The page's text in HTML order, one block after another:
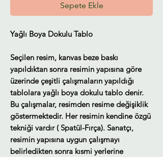
Sepete Ekle
Yağlı Boya Dokulu Tablo
Seçilen resim, kanvas beze baskı
yapıldıktan sonra resimin yapısına göre
üzerinde çeşitli çalışmaların yapıldığı
tablolara yağlı boya dokulu tablo denir.
Bu çalışmalar, resimden resime değişiklik
göstermektedir. Her resimin kendine özgü
tekniği vardır ( Spatül-Fırça). Sanatçı,
resimin yapısına uygun çalışmayı
belirledikten sonra kısmi yerlerine